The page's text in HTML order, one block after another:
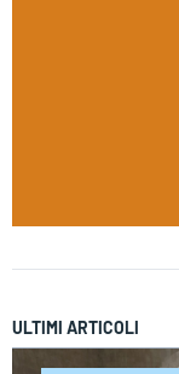
ULTIMI ARTICOLI